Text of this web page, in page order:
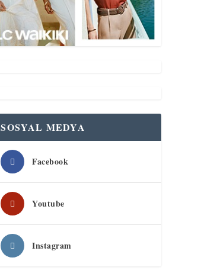
SOSYAL MEDYA
Facebook
Youtube
Instagram